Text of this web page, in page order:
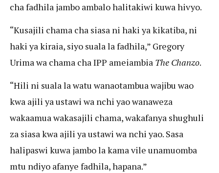
cha fadhila jambo ambalo halitakiwi kuwa hivyo.
“Kusajili chama cha siasa ni haki ya kikatiba, ni
haki ya kiraia, siyo suala la fadhila,” Gregory
Urima wa chama cha IPP ameiambia The Chanzo.
“Hili ni suala la watu wanaotambua wajibu wao
kwa ajili ya ustawi wa nchi yao wanaweza
wakaamua wakasajili chama, wakafanya shughuli
za siasa kwa ajili ya ustawi wa nchi yao. Sasa
halipaswi kuwa jambo la kama vile unamuomba
mtu ndiyo afanye fadhila, hapana.”